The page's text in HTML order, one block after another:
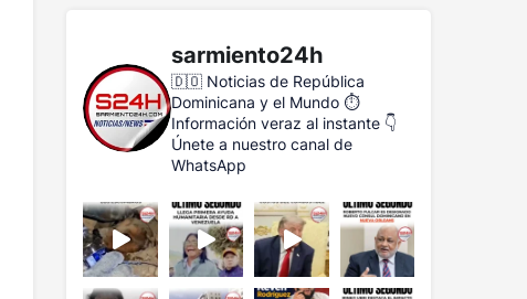
sarmiento24h
🇩🇴 Noticias de República
Dominicana y el Mundo ⏱️
Información veraz al instante 👇
Únete a nuestro canal de
WhatsApp